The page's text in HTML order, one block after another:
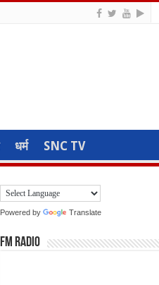
धर्म SNC TV
Powered by Translate
FM Radio